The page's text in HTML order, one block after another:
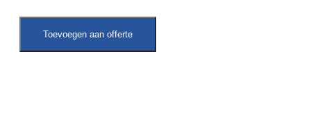
50x50x2
aantalToevoegen aan offerte